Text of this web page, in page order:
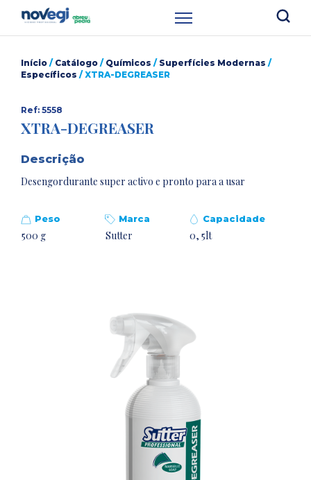
Início / Catálogo / Químicos / Superfícies Modernas /
Específicos / XTRA-DEGREASER
Ref: 5558
XTRA-DEGREASER
Descrição
Desengordurante super activo e pronto para a usar
Peso
500 g
Marca
Sutter
Capacidade
0, 5lt